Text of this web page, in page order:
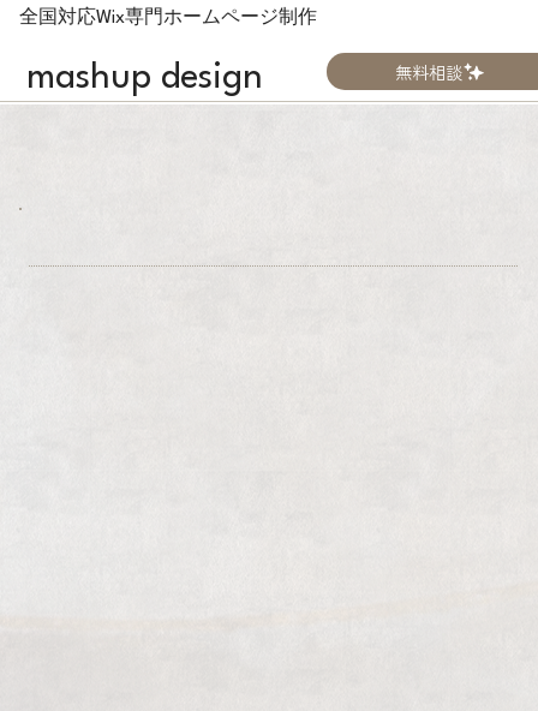
mashup design
全国対応Wix専門ホームページ制作
無料相談